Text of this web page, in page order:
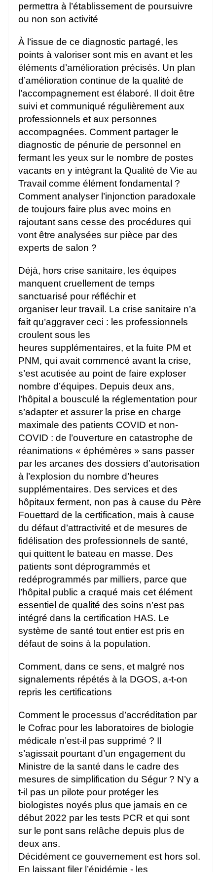
permettra à l’établissement de poursuivre
ou non son activité
À l’issue de ce diagnostic partagé, les
points à valoriser sont mis en avant et les
éléments d’amélioration précisés. Un plan
d’amélioration continue de la qualité de
l’accompagnement est élaboré. Il doit être
suivi et communiqué régulièrement aux
professionnels et aux personnes
accompagnées. Comment partager le
diagnostic de pénurie de personnel en
fermant les yeux sur le nombre de postes
vacants en y intégrant la Qualité de Vie au
Travail comme élément fondamental ?
Comment analyser l’injonction paradoxale
de toujours faire plus avec moins en
rajoutant sans cesse des procédures qui
vont être analysées sur pièce par des
experts de salon ?
Déjà, hors crise sanitaire, les équipes
manquent cruellement de temps
sanctuarisé pour réfléchir et
organiser leur travail. La crise sanitaire n’a
fait qu’aggraver ceci : les professionnels
croulent sous les
heures supplémentaires, et la fuite PM et
PNM, qui avait commencé avant la crise,
s’est acutisée au point de faire exploser
nombre d’équipes. Depuis deux ans,
l’hôpital a bousculé la réglementation pour
s’adapter et assurer la prise en charge
maximale des patients COVID et non-
COVID : de l’ouverture en catastrophe de
réanimations « éphémères » sans passer
par les arcanes des dossiers d’autorisation
à l’explosion du nombre d’heures
supplémentaires. Des services et des
hôpitaux ferment, non pas à cause du Père
Fouettard de la certification, mais à cause
du défaut d’attractivité et de mesures de
fidélisation des professionnels de santé,
qui quittent le bateau en masse. Des
patients sont déprogrammés et
redéprogrammés par milliers, parce que
l’hôpital public a craqué mais cet élément
essentiel de qualité des soins n’est pas
intégré dans la certification HAS. Le
système de santé tout entier est pris en
défaut de soins à la population.
Comment, dans ce sens, et malgré nos
signalements répétés à la DGOS, a-t-on
repris les certifications
Comment le processus d’accréditation par
le Cofrac pour les laboratoires de biologie
médicale n’est-il pas supprimé ? Il
s’agissait pourtant d’un engagement du
Ministre de la santé dans le cadre des
mesures de simplification du Ségur ? N’y a
t-il pas un pilote pour protéger les
biologistes noyés plus que jamais en ce
début 2022 par les tests PCR et qui sont
sur le pont sans relâche depuis plus de
deux ans.
Décidément ce gouvernement est hors sol.
En laissant filer l’épidémie - les